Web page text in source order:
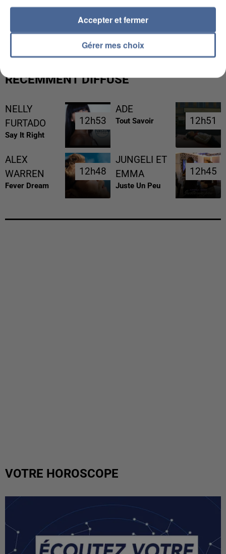
L’UN DES FONDATEURS SUPPOSÉS DE LA DZ
MAFIA INTERPELLÉ EN ALGÉRIE
RÉCEMMENT DIFFUSÉ
NELLY
FURTADO
Say It Right
12h53
12h53
ADE
Tout Savoir 12h51
12h51
ALEX
WARREN
Fever Dream
12h48
12h48
JUNGELI ET
EMMA
Juste Un Peu
12h45
12h45
VOTRE HOROSCOPE
Gérer mes choix
Accepter et fermer